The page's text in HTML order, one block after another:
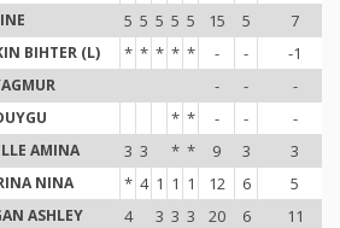
5 5 5 5 5 15 5 7
BIHTER (L) * * * * * - - -1
- - -
* * - - -
AMINA 3 3 * * 9 3 3
NINA * 4 1 1 1 12 6 5
ASHLEY 4 3 3 3 20 6 11